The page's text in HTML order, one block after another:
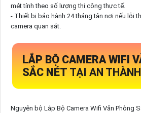
mét tính theo số lượng thi công thực tế.
- Thiết bị bảo hành 24 tháng tận nơi nếu lỗi
camera quan sát.
LẮP BỘ CAMERA WIFI
SẮC NÉT TẠI AN
Nguyên bộ Lắp Bộ Camera Wifi Văn Phòng